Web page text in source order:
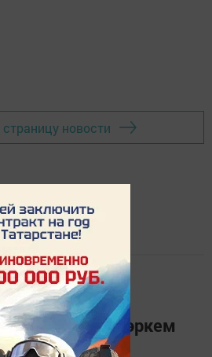
новости
көндезге төркем